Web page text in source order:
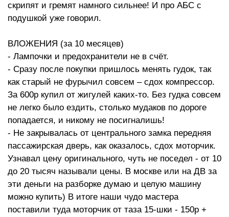
скрипят и гремят намного сильнее! И про АБС с
подушкой уже говорил.
ВЛОЖЕНИЯ (за 10 месяцев)
- Лампочки и предохранители не в счёт.
- Сразу после покупки пришлось менять гудок, так
как старый не фурычил совсем – сдох компрессор.
За 600р купил от жигулей каких-то. Без гудка совсем
не легко было ездить, столько мудаков по дороге
попадается, и никому не посигналишь!
- Не закрывалась от центрального замка передняя
пассажирская дверь, как оказалось, сдох моторчик.
Узнавал цену оригинального, чуть не поседел - от 10
до 20 тысяч называли цены. В москве или на ДВ за
эти деньги на разборке думаю и целую машину
можно купить) В итоге наши чудо мастера
поставили туда моторчик от таза 15-шки - 150р +